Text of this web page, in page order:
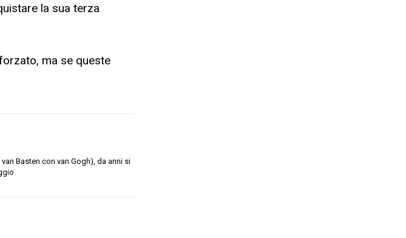
la sua terza
ma se queste
Basten con van Gogh), da anni si